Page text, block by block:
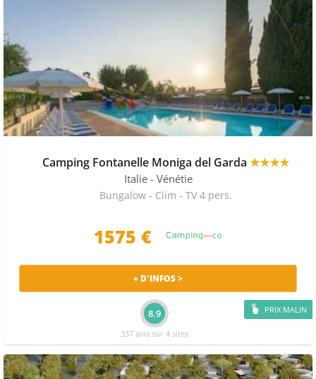
Camping Fontanelle Moniga del Garda ★★★★
Italie - Vénétie
Bungalow - Clim - TV 4 pers.
1575 €
PRIX MALIN
+ D'INFOS >
8.9
337 avis sur 4 sites